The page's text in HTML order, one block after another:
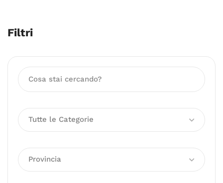
Filtri
Tutte le Categorie
Provincia